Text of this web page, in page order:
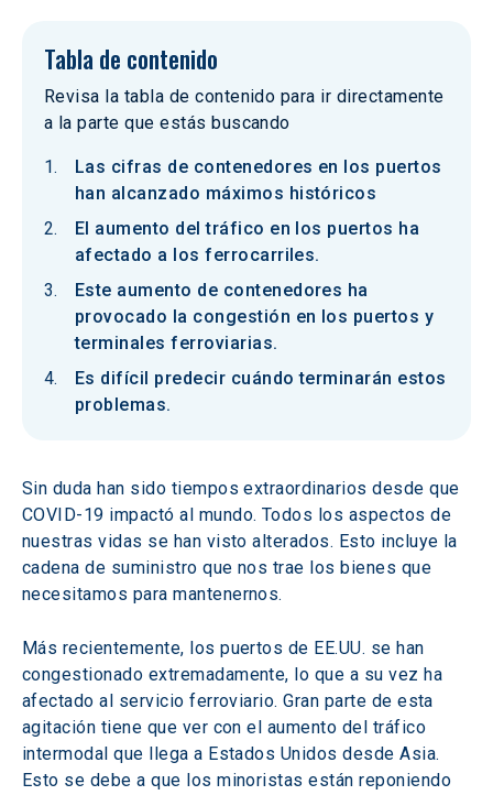
Tabla de contenido
Revisa la tabla de contenido para ir directamente
a la parte que estás buscando
Las cifras de contenedores en los puertos
han alcanzado máximos históricos
El aumento del tráfico en los puertos ha
afectado a los ferrocarriles.
Este aumento de contenedores ha
provocado la congestión en los puertos y
terminales ferroviarias.
Es difícil predecir cuándo terminarán estos
problemas.
Sin duda han sido tiempos extraordinarios desde que
COVID-19 impactó al mundo. Todos los aspectos de
nuestras vidas se han visto alterados. Esto incluye la
cadena de suministro que nos trae los bienes que
necesitamos para mantenernos.
Más recientemente, los puertos de EE.UU. se han
congestionado extremadamente, lo que a su vez ha
afectado al servicio ferroviario. Gran parte de esta
agitación tiene que ver con el aumento del tráfico
intermodal que llega a Estados Unidos desde Asia.
Esto se debe a que los minoristas están reponiendo